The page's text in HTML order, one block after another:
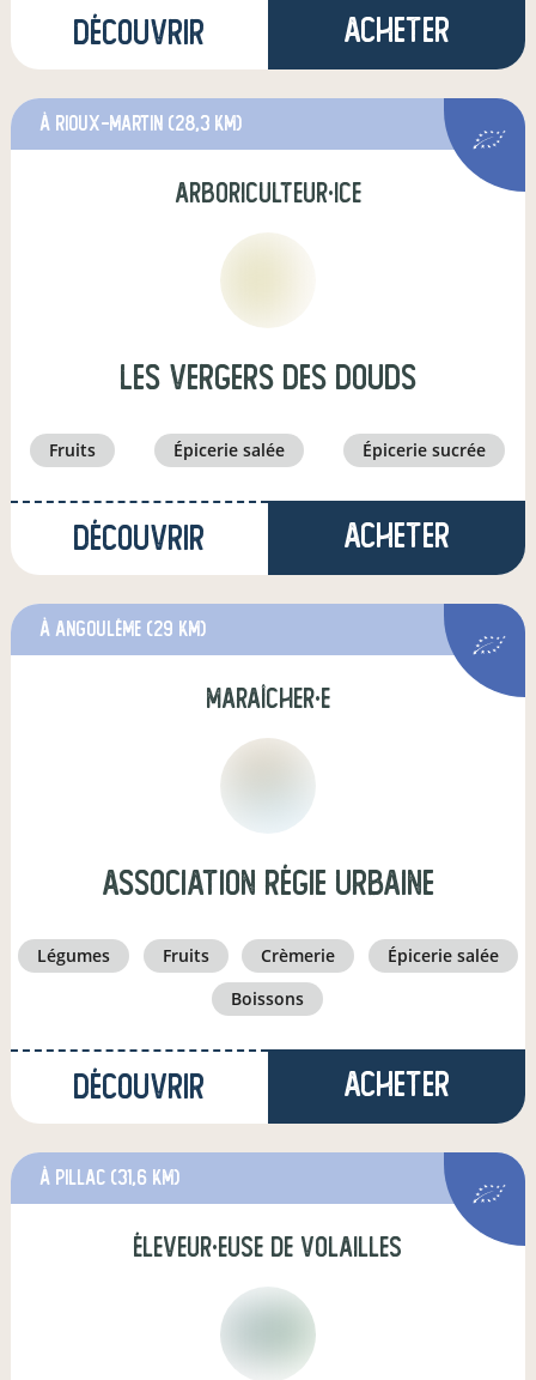
Découvrir Acheter
à Rioux-Martin (28,3 km)
arboriculteur·ice
Les Vergers des DOUDS
fruits épicerie salée épicerie sucrée
Découvrir Acheter
à Angoulême (29 km)
maraîcher·e
Association Régie Urbaine
légumes fruits crèmerie
épicerie salée
boissons
Découvrir Acheter
à Pillac (31,6 km)
éleveur·euse de volailles